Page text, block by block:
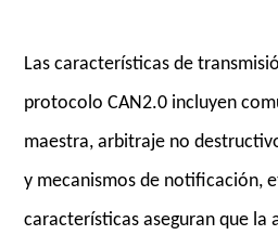
Las características de
protocolo CAN2.0 incluyen
maestra, arbitraje no
y mecanismos de notificación,
características aseguran que la